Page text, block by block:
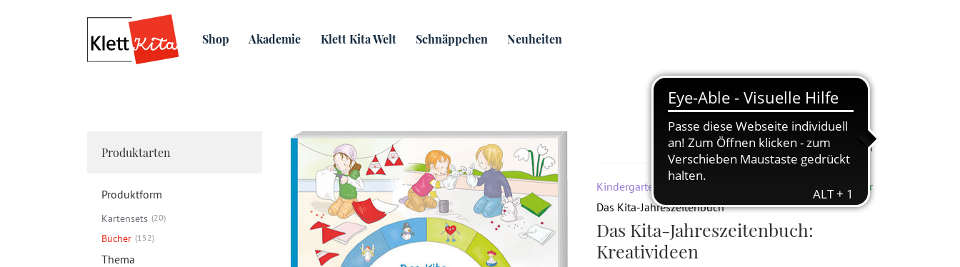
Shop Akademie Klett Kita Welt Schnäppchen Neuheiten
Bücher Das Kita-Jahreszeitenbuch Das Kita-Jahreszeitenbuch: Kreativideen
Produktarten
Produktform
Kartensets 20
Bücher 152
Thema
Zur Merkliste hinzufügen
Kindergarten & Kita
Lieferbar
Das Kita-Jahreszeitenbuch
Das Kita-Jahreszeitenbuch:
Kreativideen